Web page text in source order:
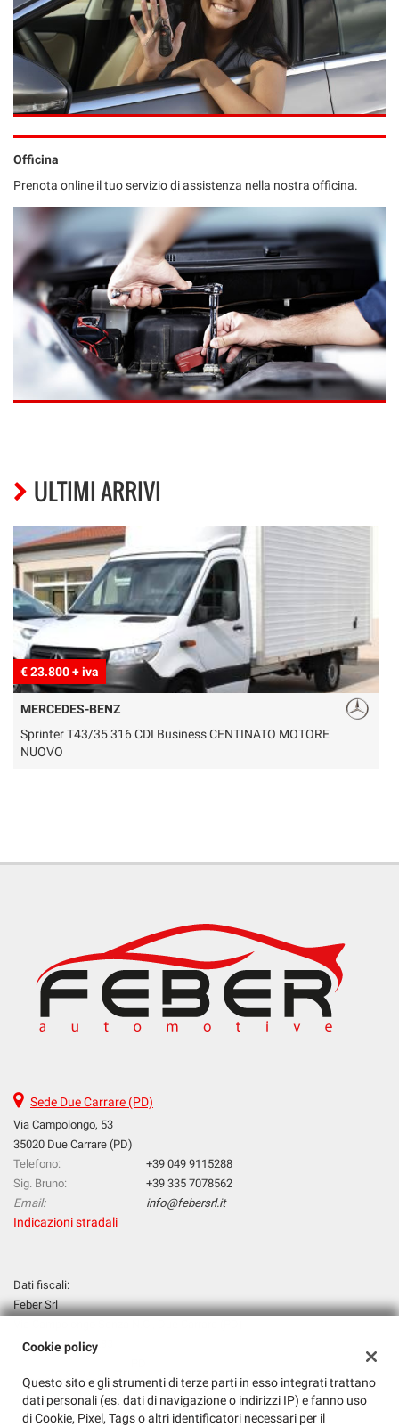
Officina
Prenota online il tuo servizio di assistenza nella nostra officina.
ULTIMI ARRIVI
€ 23.800 + iva
MERCEDES-BENZ
Sprinter T43/35 316 CDI Business CENTINATO MOTORE
NUOVO
Sede Due Carrare (PD)
Via Campolongo, 53
35020 Due Carrare (PD)
Telefono:
+39 049 9115288
Sig. Bruno:
+39 335 7078562
Email:
info@febersrl.it
Indicazioni stradali
Dati fiscali:
Feber Srl
P.IVA:00035070283
N°00035070283
REA:PD - 245683
Capitale sociale: € 31200 i.v.
Cookie policy
Questo sito e gli strumenti di terze parti in esso integrati trattano
dati personali (es. dati di navigazione o indirizzi IP) e fanno uso
di Cookie, Pixel, Tags o altri identificatori necessari per il